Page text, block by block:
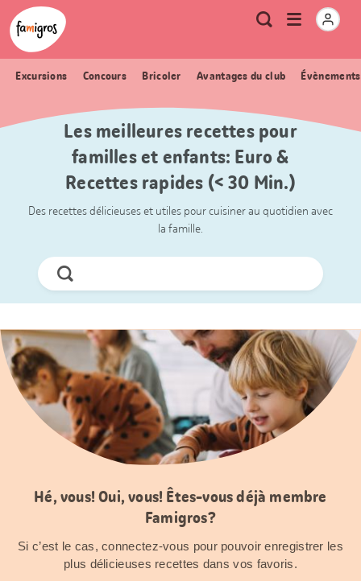
Signets
de
navigation
Header
Logo Métanavigation
RechercheOuvrir
Excursions Concours Bricoler Avantages du club
Les meilleures recettes pour
familles et enfants: Euro &
Recettes rapides (< 30 Min.)
Des recettes délicieuses et utiles pour cuisiner au quotidien avec
la famille.
Chercher
Hé, vous! Oui, vous! Êtes-vous déjà membre
Famigros?
Si c’est le cas, connectez-vous pour pouvoir enregistrer les
plus délicieuses recettes dans vos favoris.